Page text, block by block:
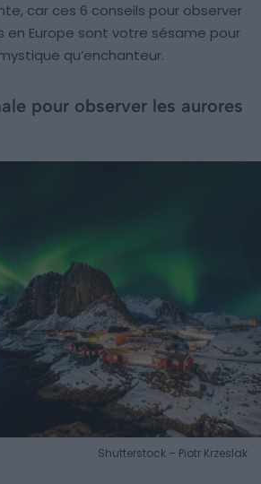
car ces 6 conseils pour observer
en Europe sont votre sésame pour
qu’enchanteur.
pour observer les aurores
Shutterstock – Piotr Krzeslak